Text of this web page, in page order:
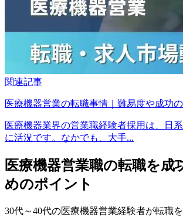
関連記事
医療機器営業の転職事情｜難易度や成功
医療機器業界の営業職経験者採用は、日
に活況です。なかでも、大手...
医療機器営業職の転職を成
めのポイント
30代～40代の医療機器営業経験者が転職